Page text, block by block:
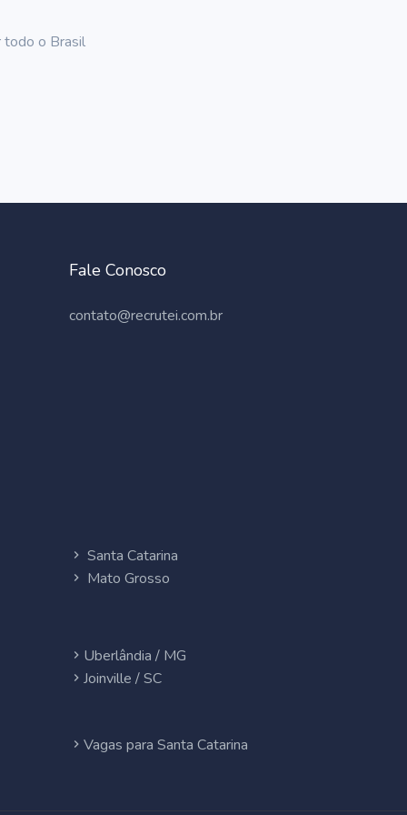
todo o Brasil
Fale Conosco
contato@recrutei.com.br
Santa Catarina
Mato Grosso
Uberlândia / MG
Joinville / SC
Vagas para Santa Catarina